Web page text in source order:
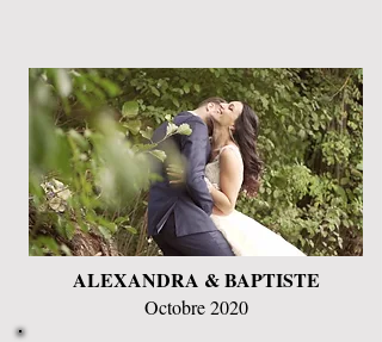
ALEXANDRA & BAPTISTE
Octobre 2020